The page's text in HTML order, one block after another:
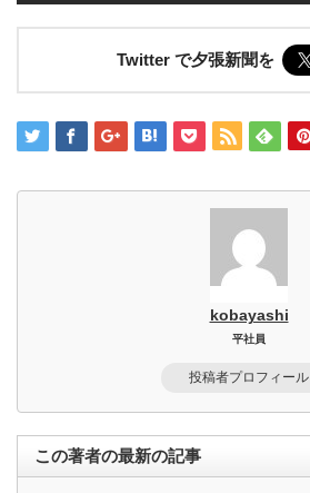
Twitter で夕張新聞を
kobayashi
平社員
投稿者プロフィール
この著者の最新の記事